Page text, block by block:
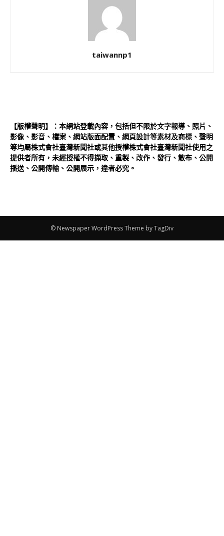
taiwannp1
【版權聲明】：本網站登載內容，包括但不限於文字報導、照片、
影像、影音、檔案、網站版面配置、網頁設計等素材及商標、聲明
等均屬株式會社臺灣新聞社或其他授權株式會社臺灣新聞社使用之
提供者所有，未經授權不得擷取、重製、改作、發行、散布、公開
播送、公開傳輸、公開展示，違者必究。
© Newspaper WordPress Theme by TagDiv